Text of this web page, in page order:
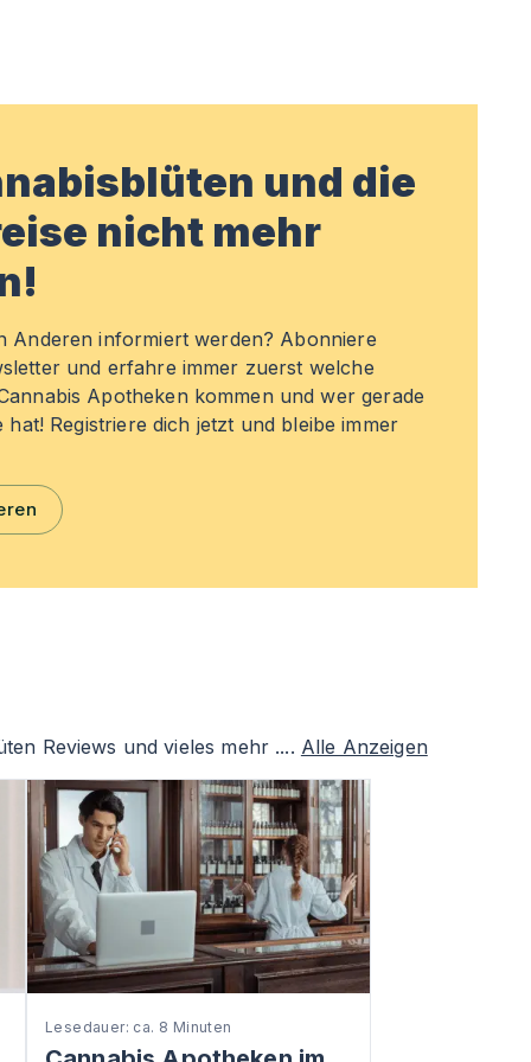
und die
nicht mehr
Anderen informiert werden? Abonniere
und erfahre immer zuerst welche
Apotheken kommen und wer gerade
hat! Registriere dich jetzt und bleibe immer
Reviews und vieles mehr .... Alle Anzeigen
Lesedauer: ca. 8 Minuten